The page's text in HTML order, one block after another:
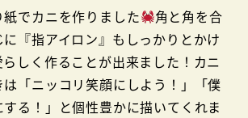
でカニを作りました
角と角を合
『指アイロン』もしっかりとかけ
しく作ることが出来ました！カニ
「ニッコリ笑顔にしよう！」「僕
る！」と個性豊かに描いてくれま